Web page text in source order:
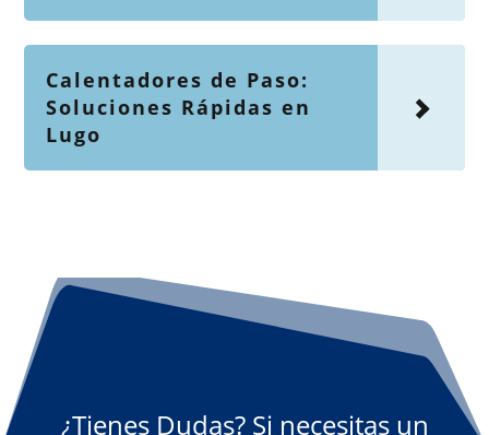
Calentadores de Paso:
Soluciones Rápidas en
Lugo
¿Tienes Dudas? Si necesitas un